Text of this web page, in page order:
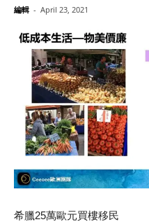
編輯 - April 23, 2021
希臘25萬歐元買樓移民